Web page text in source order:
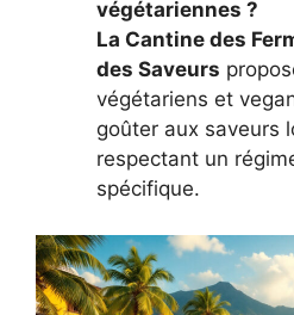
végétariennes ?
La Cantine des
des Saveurs
végétariens et
goûter aux saveurs
respectant un
spécifique.